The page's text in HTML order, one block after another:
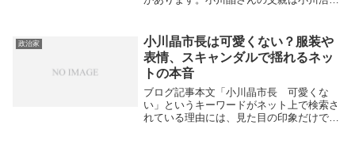
知られています。単なる農家の後継者では
なく、農民の...
政治家
小川晶市長は可愛くない？服装や
表情、スキャンダルで揺れるネッ
トの本音
ブログ記事本文「小川晶市長 可愛くな
い」というキーワードがネット上で検索さ
れている理由には、見た目の印象だけでな